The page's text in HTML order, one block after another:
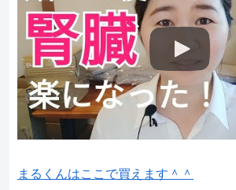
まるくんはここで買えます＾＾